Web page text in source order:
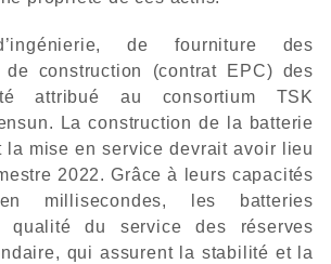
de fourniture des
de construction (contrat EPC) des
attribué au consortium TSK
La construction de la batterie
la mise en service devrait avoir lieu
2022. Grâce à leurs capacités
millisecondes, les batteries
qualité du service des réserves
qui assurent la stabilité et la